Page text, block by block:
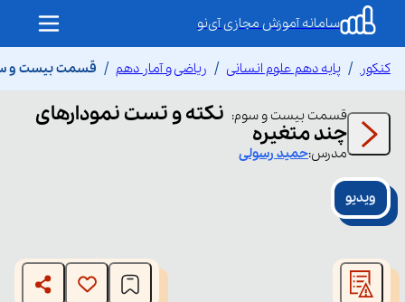
سامانه آموزش مجازی آی‌نو
کنکور پایه دهم علوم انسانی ریاضی و آمار دهم قسمت بیست و
قسمت بیست و سوم: نکته و تست نمودارهای
چند متغیره
مدرس:حمید رسولی
ویدیو
modal
window.
The media could not be loaded, either because the server
or network failed or because the format is not supported.